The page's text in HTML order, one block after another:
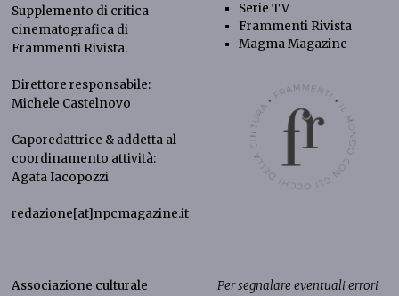
Supplemento di critica
cinematografica di
Frammenti Rivista.
Direttore responsabile:
Michele Castelnovo
Caporedattrice & addetta al
coordinamento attività:
Agata Iacopozzi
redazione[at]npcmagazine.it
Serie TV
Frammenti Rivista
Magma Magazine
Associazione culturale
Per segnalare eventuali errori